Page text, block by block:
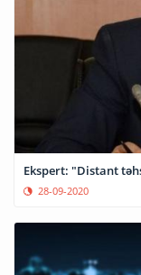
Ekspert: "Distant
28-09-2020